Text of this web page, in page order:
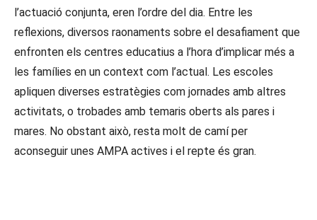
l’actuació conjunta, eren l’ordre del dia. Entre les
reflexions, diversos raonaments sobre el desafiament que
enfronten els centres educatius a l’hora d’implicar més a
les famílies en un context com l’actual. Les escoles
apliquen diverses estratègies com jornades amb altres
activitats, o trobades amb temaris oberts als pares i
mares. No obstant això, resta molt de camí per
aconseguir unes AMPA actives i el repte és gran.